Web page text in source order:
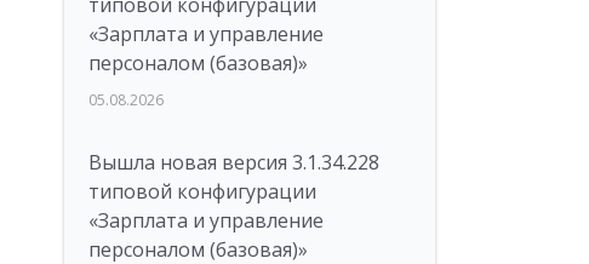
«Зарплата и управление
персоналом (базовая)»
05.08.2026
Вышла новая версия 3.1.34.228
типовой конфигурации
«Зарплата и управление
персоналом (базовая)»